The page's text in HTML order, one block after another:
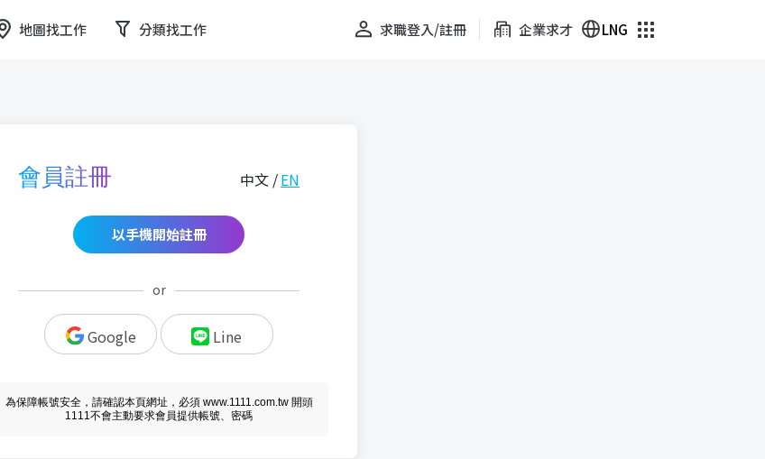
地圖找工作 分類找工作 求職登入/註冊 企業求才 LNG
會員註冊 中文 /EN
以手機開始註冊
or
Google Line
為保障帳號安全，請確認本頁網址，必須 www.1111.com.tw 開頭
1111不會主動要求會員提供帳號、密碼